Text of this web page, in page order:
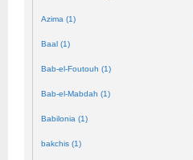
Azima (1)
Baal (1)
Bab-el-Foutouh (1)
Bab-el-Mabdah (1)
Babilonia (1)
bakchis (1)